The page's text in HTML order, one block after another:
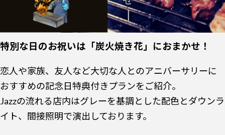
特別な日のお祝いは「炭火焼き花」におまかせ！
恋人や家族、友人など大切な人とのアニバーサリーに
おすすめの記念日特典付きプランをご紹介。
Jazzの流れる店内はグレーを基調とした配色とダウンラ
イト、間接照明で演出しております。